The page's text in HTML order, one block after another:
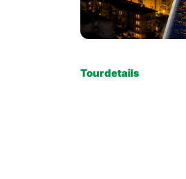
Tourdetails